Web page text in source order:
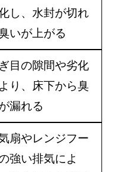
し、水封が切れ
いが上がる
目の隙間や劣化
り、床下から臭
漏れる
扇やレンジフー
強い排気によ